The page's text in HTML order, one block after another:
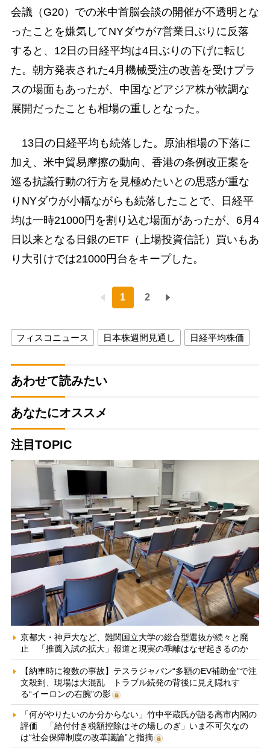
会議（G20）での米中首脳会談の開催が不透明とな
ったことを嫌気してNYダウが7営業日ぶりに反落
すると、12日の日経平均は4日ぶりの下げに転じ
た。朝方発表された4月機械受注の改善を受けプラ
スの場面もあったが、中国などアジア株が軟調な
展開だったことも相場の重しとなった。
13日の日経平均も続落した。原油相場の下落に
加え、米中貿易摩擦の動向、香港の条例改正案を
巡る抗議行動の行方を見極めたいとの思惑が重な
りNYダウが小幅ながらも続落したことで、日経平
均は一時21000円を割り込む場面があったが、6月4
日以来となる日銀のETF（上場投資信託）買いもあ
り大引けでは21000円台をキープした。
1 2
フィスコニュース 日本株週間見通し 日経平均株価
あわせて読みたい
あなたにオススメ
注目TOPIC
京都大・神戸大など、難関国立大学の総合型選抜が続々と廃
止 「推薦入試の拡大」報道と現実の乖離はなぜ起きるのか
【納車時に複数の事故】テスラジャパン“多額のEV補助金”で注
文殺到、現場は大混乱 トラブル続発の背後に見え隠れす
る“イーロンの右腕”の影
「何がやりたいのか分からない」竹中平蔵氏が語る高市内閣の
評価 「給付付き税額控除はその場しのぎ」いま不可欠なの
は“社会保障制度の改革議論”と指摘